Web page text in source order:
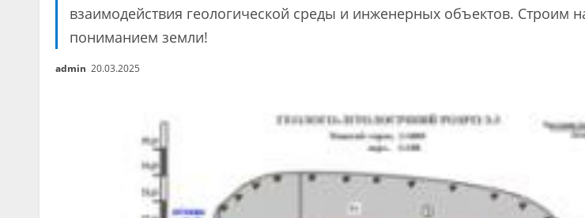
взаимодействия геологической среды и инженерных объектов. Строим
пониманием земли!
admin 20.03.2025